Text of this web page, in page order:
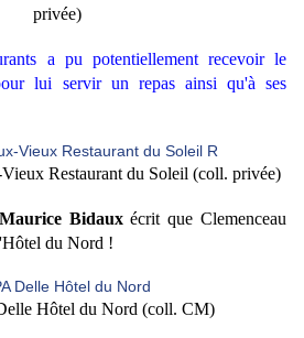
privée)
a pu potentiellement recevoir le
lui servir un repas ainsi qu'à ses
Restaurant du Soleil (coll. privée)
Maurice Bidauxécrit que Clemenceau
du Nord !
Hôtel du Nord (coll. CM)